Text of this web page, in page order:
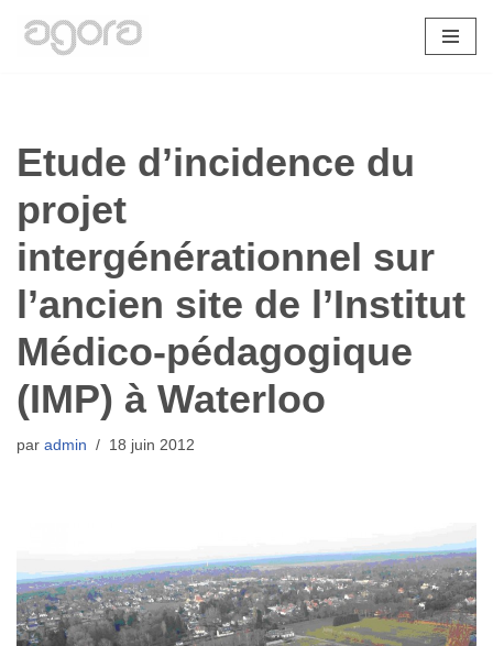
Etude d’incidence du
projet
intergénérationnel sur
l’ancien site de l’Institut
Médico-pédagogique
(IMP) à Waterloo
par admin 18 juin 2012